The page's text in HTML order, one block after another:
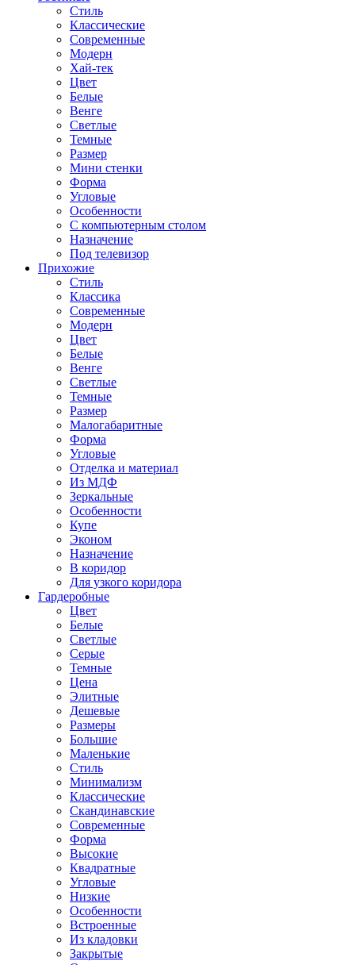
Стиль
Классические
Современные
Модерн
Хай-тек
Цвет
Белые
Венге
Светлые
Темные
Размер
Мини стенки
Форма
Угловые
Особенности
С компьютерным столом
Назначение
Под телевизор
Прихожие
Стиль
Классика
Современные
Модерн
Цвет
Белые
Венге
Светлые
Темные
Размер
Малогабаритные
Форма
Угловые
Отделка и материал
Из МДФ
Зеркальные
Особенности
Купе
Эконом
Назначение
В коридор
Для узкого коридора
Гардеробные
Цвет
Белые
Светлые
Серые
Темные
Цена
Элитные
Дешевые
Размеры
Большие
Маленькие
Стиль
Минимализм
Классические
Скандинавские
Современные
Форма
Высокие
Квадратные
Угловые
Низкие
Особенности
Встроенные
Из кладовки
Закрытые